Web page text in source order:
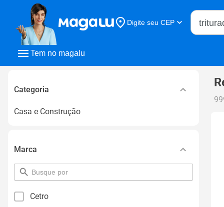
Tem no magalu
Digite seu CEP
Buscar
Categoria
Casa e Construção
Marca
pesquisar
por
Cetro